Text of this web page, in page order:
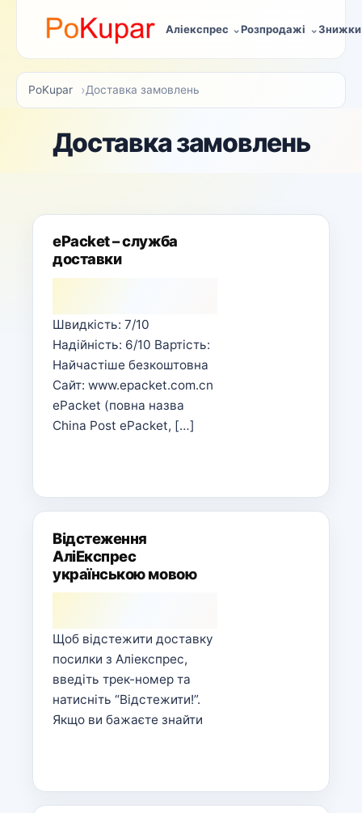
Аліекспрес Розпродажі Знижки
PoKupar Доставка замовлень
Доставка замовлень
ePacket – служба
доставки
Швидкість: 7/10
Надійність: 6/10 Вартість:
Найчастіше безкоштовна
Сайт: www.epacket.com.cn
ePacket (повна назва
China Post ePacket, […]
Відстеження
АліЕкспрес
українською мовою
Щоб відстежити доставку
посилки з Аліекспрес,
введіть трек-номер та
натисніть “Відстежити!”.
Якщо ви бажаєте знайти